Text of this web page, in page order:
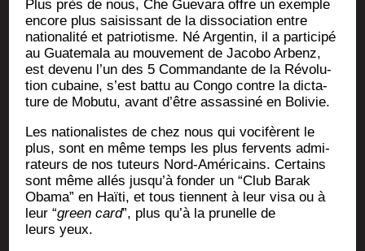
Plus près de nous, Che Gue­va­ra offre un exemple
encore plus sai­sis­sant de la dis­so­cia­tion entre
natio­na­li­té et patrio­tisme. Né Argen­tin, il a par­ti­ci­pé
au Gua­te­ma­la au mou­ve­ment de Jaco­bo Arbenz,
est deve­nu l’un des 5 Com­man­dante de la Révo­lu­
tion cubaine, s’est bat­tu au Congo contre la dic­ta­
ture de Mobu­tu, avant d’être assas­si­né en Bolivie.
Les natio­na­listes de chez nous qui voci­fèrent le
plus, sont en même temps les plus fer­vents admi­
ra­teurs de nos tuteurs Nord-Amé­ri­cains. Cer­tains
sont même allés jus­qu’à fon­der un “Club Barak
Oba­ma” en Haï­ti, et tous tiennent à leur visa ou à
leur “green card”, plus qu’à la pru­nelle de
leurs yeux.